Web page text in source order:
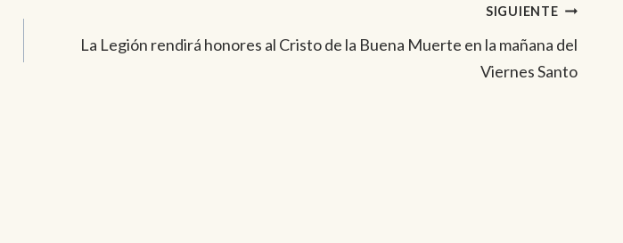
SIGUIENTE
La Legión rendirá honores al Cristo de la Buena Muerte en la mañana del
Viernes Santo